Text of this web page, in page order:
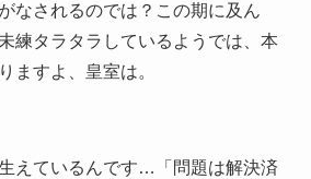
なされるのでは？この期に及ん
練タラタラしているようでは、本
ますよ、皇室は。
えているんです…「問題は解決済